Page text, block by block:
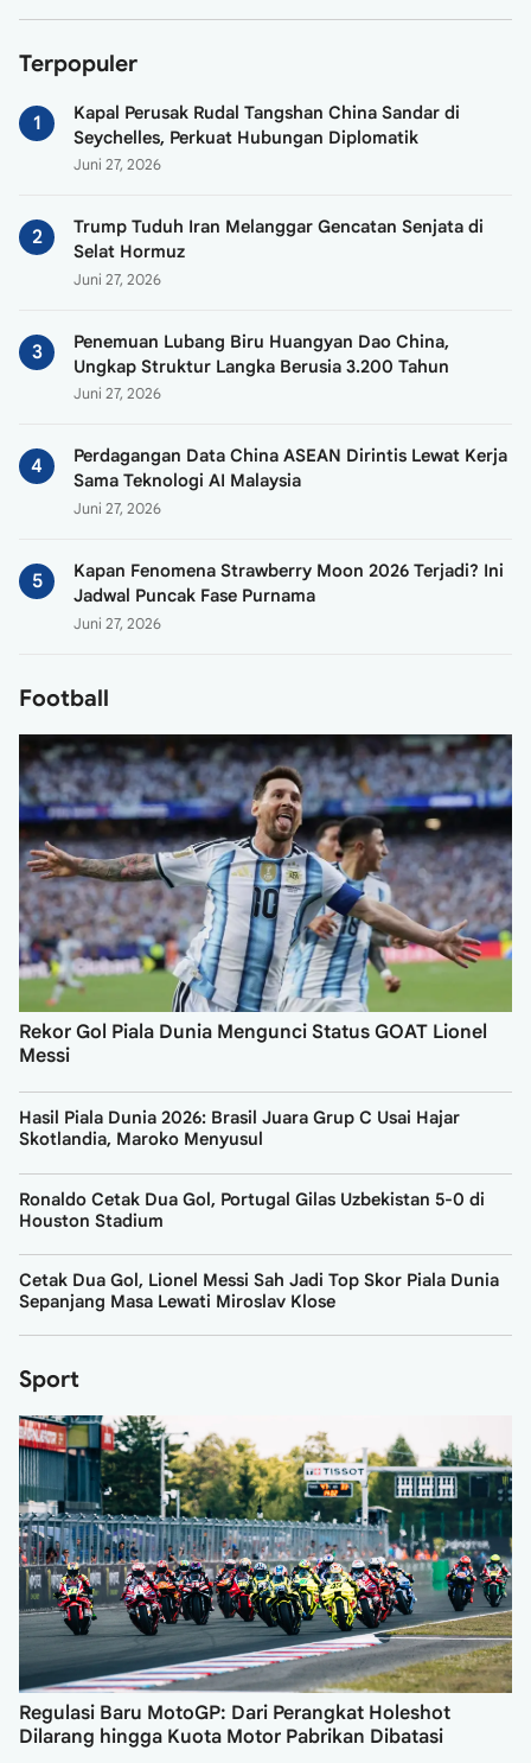
Terpopuler
Kapal Perusak Rudal Tangshan China Sandar di
Seychelles, Perkuat Hubungan Diplomatik
Juni 27, 2026
Trump Tuduh Iran Melanggar Gencatan Senjata di
Selat Hormuz
Juni 27, 2026
Penemuan Lubang Biru Huangyan Dao China,
Ungkap Struktur Langka Berusia 3.200 Tahun
Juni 27, 2026
Perdagangan Data China ASEAN Dirintis Lewat Kerja
Sama Teknologi AI Malaysia
Juni 27, 2026
Kapan Fenomena Strawberry Moon 2026 Terjadi? Ini
Jadwal Puncak Fase Purnama
Juni 27, 2026
Football
Rekor Gol Piala Dunia Mengunci Status GOAT Lionel
Messi
Hasil Piala Dunia 2026: Brasil Juara Grup C Usai Hajar
Skotlandia, Maroko Menyusul
Ronaldo Cetak Dua Gol, Portugal Gilas Uzbekistan 5-0 di
Houston Stadium
Cetak Dua Gol, Lionel Messi Sah Jadi Top Skor Piala Dunia
Sepanjang Masa Lewati Miroslav Klose
Sport
Regulasi Baru MotoGP: Dari Perangkat Holeshot
Dilarang hingga Kuota Motor Pabrikan Dibatasi